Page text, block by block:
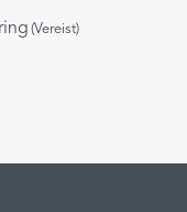
(Vereist)